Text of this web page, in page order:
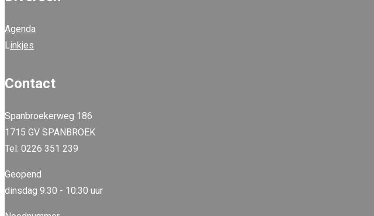
Agenda
Linkjes
Contact
Spanbroekerweg 186
1715 GV SPANBROEK
Tel: 0226 351 239
Geopend
dinsdag 9:30 - 10:30 uur